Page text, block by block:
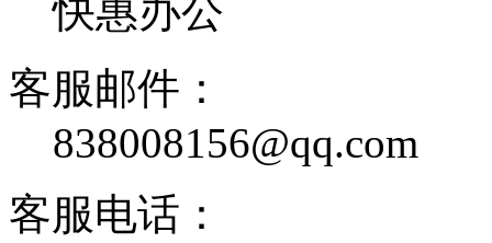
快惠办公
客服邮件：
838008156@qq.com
客服电话：